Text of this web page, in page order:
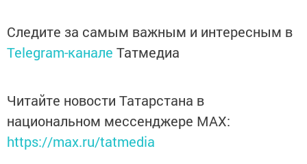
Следите за самым важным и интересным в
Telegram-канале Татмедиа
Читайте новости Татарстана в
национальном мессенджере MАХ:
https://max.ru/tatmedia